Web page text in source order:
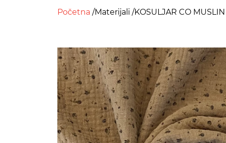
Početna Materijali KOSULJAR CO